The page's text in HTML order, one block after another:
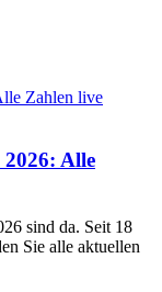
Alle
sind da. Seit 18
Sie alle aktuellen